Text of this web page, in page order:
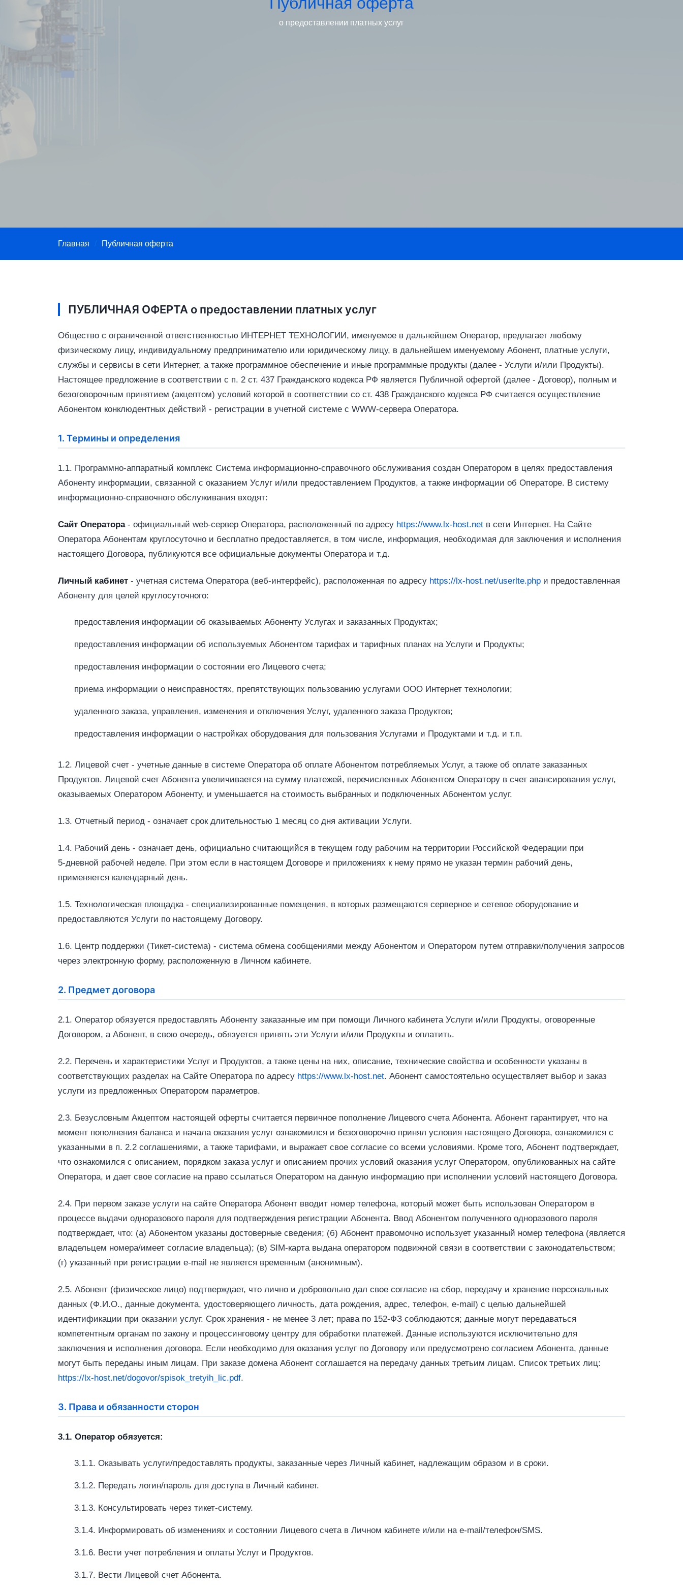
о предоставлении платных услуг
Главная Публичная оферта
ПУБЛИЧНАЯ ОФЕРТА о предоставлении платных услуг
Общество с ограниченной ответственностью ИНТЕРНЕТ ТЕХНОЛОГИИ, именуемое в дальнейшем Оператор, предлагает любому
физическому лицу, индивидуальному предпринимателю или юридическому лицу, в дальнейшем именуемому Абонент, платные услуги,
службы и сервисы в сети Интернет, а также программное обеспечение и иные программные продукты (далее - Услуги и/или Продукты).
Настоящее предложение в соответствии с п. 2 ст. 437 Гражданского кодекса РФ является Публичной офертой (далее - Договор), полным и
безоговорочным принятием (акцептом) условий которой в соответствии со ст. 438 Гражданского кодекса РФ считается осуществление
Абонентом конклюдентных действий - регистрации в учетной системе с WWW‑сервера Оператора.
1. Термины и определения
1.1. Программно-аппаратный комплекс Система информационно-справочного обслуживания создан Оператором в целях предоставления
Абоненту информации, связанной с оказанием Услуг и/или предоставлением Продуктов, а также информации об Операторе. В систему
информационно-справочного обслуживания входят:
Сайт Оператора- официальный web‑сервер Оператора, расположенный по адресу https://www.lx-host.net в сети Интернет. На Сайте
Оператора Абонентам круглосуточно и бесплатно предоставляется, в том числе, информация, необходимая для заключения и исполнения
настоящего Договора, публикуются все официальные документы Оператора и т.д.
Личный кабинет - учетная система Оператора (веб‑интерфейс), расположенная по адресу https://lx-host.net/userlte.php и предоставленная
Абоненту для целей круглосуточного:
предоставления информации об оказываемых Абоненту Услугах и заказанных Продуктах;
предоставления информации об используемых Абонентом тарифах и тарифных планах на Услуги и Продукты;
предоставления информации о состоянии его Лицевого счета;
приема информации о неисправностях, препятствующих пользованию услугами ООО Интернет технологии;
удаленного заказа, управления, изменения и отключения Услуг, удаленного заказа Продуктов;
предоставления информации о настройках оборудования для пользования Услугами и Продуктами и т.д. и т.п.
1.2. Лицевой счет - учетные данные в системе Оператора об оплате Абонентом потребляемых Услуг, а также об оплате заказанных
Продуктов. Лицевой счет Абонента увеличивается на сумму платежей, перечисленных Абонентом Оператору в счет авансирования услуг,
оказываемых Оператором Абоненту, и уменьшается на стоимость выбранных и подключенных Абонентом услуг.
1.3. Отчетный период - означает срок длительностью 1 месяц со дня активации Услуги.
1.4. Рабочий день - означает день, официально считающийся в текущем году рабочим на территории Российской Федерации при
5‑дневной рабочей неделе. При этом если в настоящем Договоре и приложениях к нему прямо не указан термин рабочий день,
применяется календарный день.
1.5. Технологическая площадка - специализированные помещения, в которых размещаются серверное и сетевое оборудование и
предоставляются Услуги по настоящему Договору.
1.6. Центр поддержки (Тикет‑система) - система обмена сообщениями между Абонентом и Оператором путем отправки/получения запросов
через электронную форму, расположенную в Личном кабинете.
2. Предмет договора
2.1. Оператор обязуется предоставлять Абоненту заказанные им при помощи Личного кабинета Услуги и/или Продукты, оговоренные
Договором, а Абонент, в свою очередь, обязуется принять эти Услуги и/или Продукты и оплатить.
2.2. Перечень и характеристики Услуг и Продуктов, а также цены на них, описание, технические свойства и особенности указаны в
соответствующих разделах на Сайте Оператора по адресу https://www.lx-host.net. Абонент самостоятельно осуществляет выбор и заказ
услуги из предложенных Оператором параметров.
2.3. Безусловным Акцептом настоящей оферты считается первичное пополнение Лицевого счета Абонента. Абонент гарантирует, что на
момент пополнения баланса и начала оказания услуг ознакомился и безоговорочно принял условия настоящего Договора, ознакомился с
указанными в п. 2.2 соглашениями, а также тарифами, и выражает свое согласие со всеми условиями. Кроме того, Абонент подтверждает,
что ознакомился с описанием, порядком заказа услуг и описанием прочих условий оказания услуг Оператором, опубликованных на сайте
Оператора, и дает свое согласие на право ссылаться Оператором на данную информацию при исполнении условий настоящего Договора.
2.4. При первом заказе услуги на сайте Оператора Абонент вводит номер телефона, который может быть использован Оператором в
процессе выдачи одноразового пароля для подтверждения регистрации Абонента. Ввод Абонентом полученного одноразового пароля
подтверждает, что: (а) Абонентом указаны достоверные сведения; (б) Абонент правомочно использует указанный номер телефона (является
владельцем номера/имеет согласие владельца); (в) SIM‑карта выдана оператором подвижной связи в соответствии с законодательством;
(г) указанный при регистрации e‑mail не является временным (анонимным).
2.5. Абонент (физическое лицо) подтверждает, что лично и добровольно дал свое согласие на сбор, передачу и хранение персональных
данных (Ф.И.О., данные документа, удостоверяющего личность, дата рождения, адрес, телефон, e‑mail) с целью дальнейшей
идентификации при оказании услуг. Срок хранения - не менее 3 лет; права по 152‑ФЗ соблюдаются; данные могут передаваться
компетентным органам по закону и процессинговому центру для обработки платежей. Данные используются исключительно для
заключения и исполнения договора. Если необходимо для оказания услуг по Договору или предусмотрено согласием Абонента, данные
могут быть переданы иным лицам. При заказе домена Абонент соглашается на передачу данных третьим лицам. Список третьих лиц:
https://lx-host.net/dogovor/spisok_tretyih_lic.pdf.
3. Права и обязанности сторон
3.1. Оператор обязуется:
3.1.1. Оказывать услуги/предоставлять продукты, заказанные через Личный кабинет, надлежащим образом и в сроки.
3.1.2. Передать логин/пароль для доступа в Личный кабинет.
3.1.3. Консультировать через тикет‑систему.
3.1.4. Информировать об изменениях и состоянии Лицевого счета в Личном кабинете и/или на e‑mail/телефон/SMS.
3.1.6. Вести учет потребления и оплаты Услуг и Продуктов.
3.1.7. Вести Лицевой счет Абонента.